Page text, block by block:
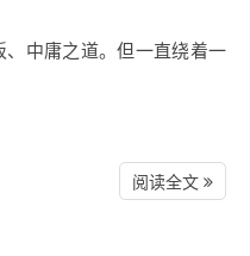
中庸之道。但一直绕着一
阅读全文